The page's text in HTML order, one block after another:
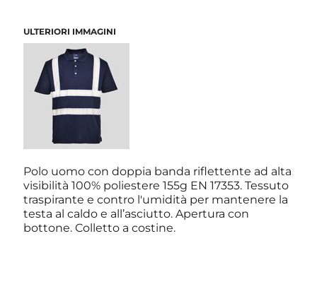
ULTERIORI IMMAGINI
Polo uomo con doppia banda riflettente ad alta
visibilità 100% poliestere 155g EN 17353. Tessuto
traspirante e contro l'umidità per mantenere la
testa al caldo e all’asciutto. Apertura con
bottone. Colletto a costine.